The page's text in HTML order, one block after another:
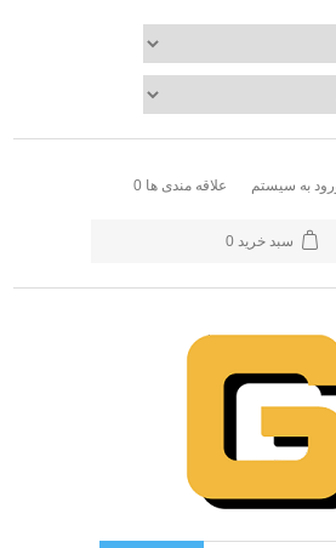
به سیستم علاقه مندی ها 0
سبد خرید 0